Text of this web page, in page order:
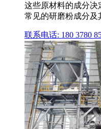
这些原材料的成分决
常见的研磨粉成分及
联系电话: 180 3780